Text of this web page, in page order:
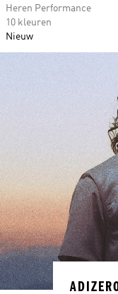
Heren Performance
10 kleuren
Nieuw